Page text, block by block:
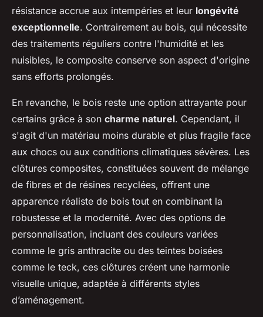
résistance accrue aux intempéries et leur longévité
exceptionnelle. Contrairement au bois, qui nécessite
des traitements réguliers contre l'humidité et les
nuisibles, le composite conserve son aspect d'origine
sans efforts prolongés.
En revanche, le bois reste une option attrayante pour
certains grâce à son charme naturel. Cependant, il
s'agit d'un matériau moins durable et plus fragile face
aux chocs ou aux conditions climatiques sévères. Les
clôtures composites, constituées souvent de mélange
de fibres et de résines recyclées, offrent une
apparence réaliste de bois tout en combinant la
robustesse et la modernité. Avec des options de
personnalisation, incluant des couleurs variées
comme le gris anthracite ou des teintes boisées
comme le teck, ces clôtures créent une harmonie
visuelle unique, adaptée à différents styles
d’aménagement.